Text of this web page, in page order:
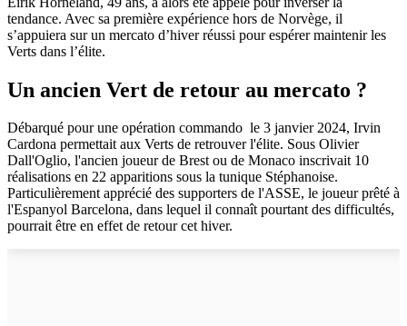
tendance. Avec sa première expérience hors de Norvège, il
s’appuiera sur un mercato d’hiver réussi pour espérer maintenir les
Verts dans l’élite.
Un ancien Vert de retour au mercato ?
Débarqué pour une opération commando le 3 janvier 2024, Irvin
Cardona permettait aux Verts de retrouver l'élite. Sous Olivier
Dall'Oglio, l'ancien joueur de Brest ou de Monaco inscrivait 10
réalisations en 22 apparitions sous la tunique Stéphanoise.
Particulièrement apprécié des supporters de l'ASSE, le joueur prêté à
l'Espanyol Barcelona, dans lequel il connaît pourtant des difficultés,
pourrait être en effet de retour cet hiver.